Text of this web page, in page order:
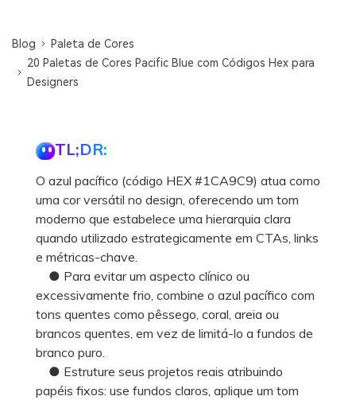
Blog
Paleta de Cores
20 Paletas de Cores Pacific Blue com Códigos Hex para
Designers
TL;DR:
O azul pacífico (código HEX #1CA9C9) atua como
uma cor versátil no design, oferecendo um tom
moderno que estabelece uma hierarquia clara
quando utilizado estrategicamente em CTAs, links
e métricas-chave.
● Para evitar um aspecto clínico ou
excessivamente frio, combine o azul pacífico com
tons quentes como pêssego, coral, areia ou
brancos quentes, em vez de limitá-lo a fundos de
branco puro.
● Estruture seus projetos reais atribuindo
papéis fixos: use fundos claros, aplique um tom